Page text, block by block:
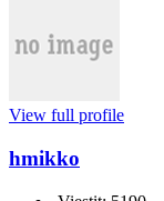
View full profile
hmikko